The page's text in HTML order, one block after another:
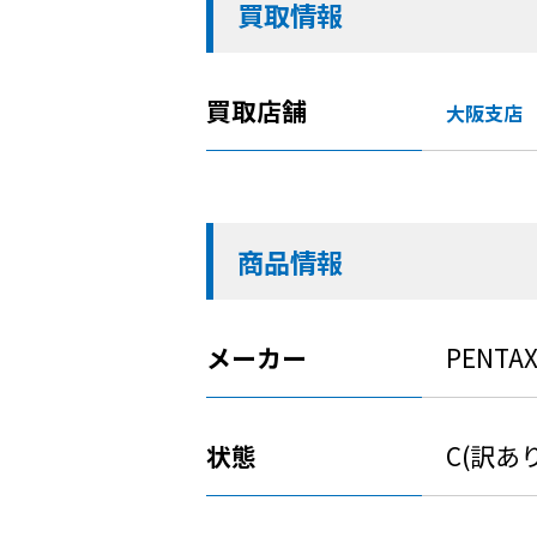
買取情報
買取店舗 大阪支店
商品情報
メーカー PENTAX
状態 C(訳あ